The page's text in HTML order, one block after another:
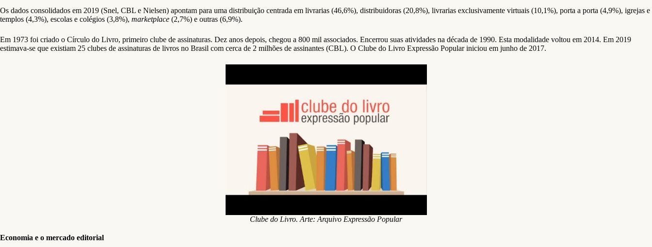
Os dados consolidados em 2019 (Snel, CBL e Nielsen) apontam para uma distribuição centrada em livrarias (46,6%), distribuidoras (20,8%), livrarias exclusivamente virtuais (10,1%), porta a porta (4,9%), igrejas e
templos (4,3%), escolas e colégios (3,8%), marketplace (2,7%) e outras (6,9%).
Em 1973 foi criado o Círculo do Livro, primeiro clube de assinaturas. Dez anos depois, chegou a 800 mil associados. Encerrou suas atividades na década de 1990. Esta modalidade voltou em 2014. Em 2019
estimava-se que existiam 25 clubes de assinaturas de livros no Brasil com cerca de 2 milhões de assinantes (CBL). O Clube do Livro Expressão Popular iniciou em junho de 2017.
Clube do Livro. Arte: Arquivo Expressão Popular
Economia e o mercado editorial